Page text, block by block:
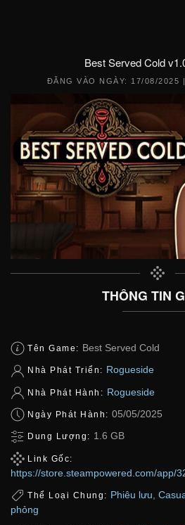
Best Served Cold
ĐĂNG VÀO NGÀY: 17/08/2025
THÔNG TIN
Tên Game: Best Served Cold
Nhà Phát Triển: Rogueside
Nhà Phát Hành: Rogueside
Ngày Phát Hành: 05/05/2025
Dung Lượng: 1.6 GB
Link Gốc:
https://store.steampowered.com/app/
Thể Loại Chung: Phiêu lưu
phỏng